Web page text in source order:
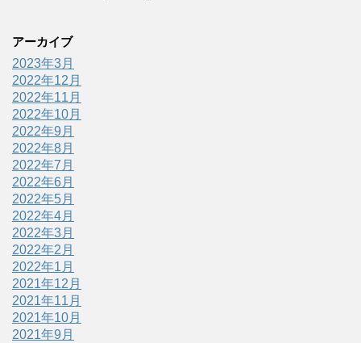
アーカイブ
2023年3月
2022年12月
2022年11月
2022年10月
2022年9月
2022年8月
2022年7月
2022年6月
2022年5月
2022年4月
2022年3月
2022年2月
2022年1月
2021年12月
2021年11月
2021年10月
2021年9月